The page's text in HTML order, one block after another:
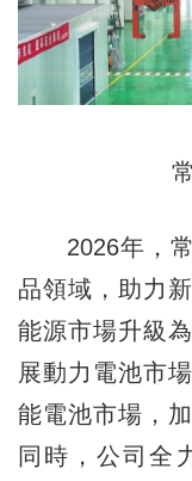
2026年，常
品領域，助力
能源市場升級
展動力電池市
能電池市場，
同時，公司全